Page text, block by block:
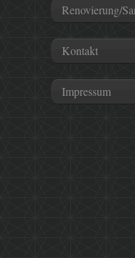
Renovierung/
Kontakt
Impressum